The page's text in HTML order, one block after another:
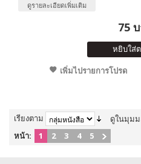
ดูรายละเอียดเพิ่มเติม
75
หยิบใส่
เพิ่มไปรายการโปรด
เรียงตาม
ดูในมุมม
หน้า:
1 2 3 4 5